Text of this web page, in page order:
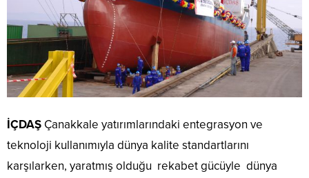
İÇDAŞ Çanakkale yatırımlarındaki entegrasyon ve
teknoloji kullanımıyla dünya kalite standartlarını
karşılarken, yaratmış olduğu rekabet gücüyle dünya